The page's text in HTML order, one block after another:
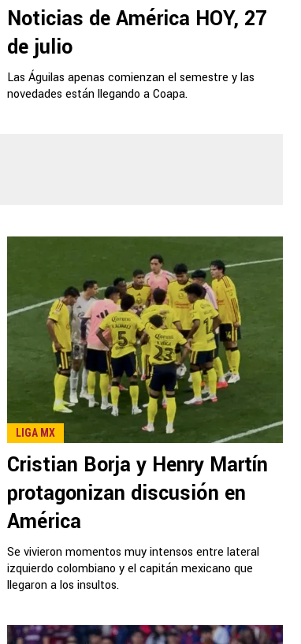
Noticias de América HOY, 27
de julio
Las Águilas apenas comienzan el semestre y las
novedades están llegando a Coapa.
LIGA MX
Cristian Borja y Henry Martín
protagonizan discusión en
América
Se vivieron momentos muy intensos entre lateral
izquierdo colombiano y el capitán mexicano que
llegaron a los insultos.